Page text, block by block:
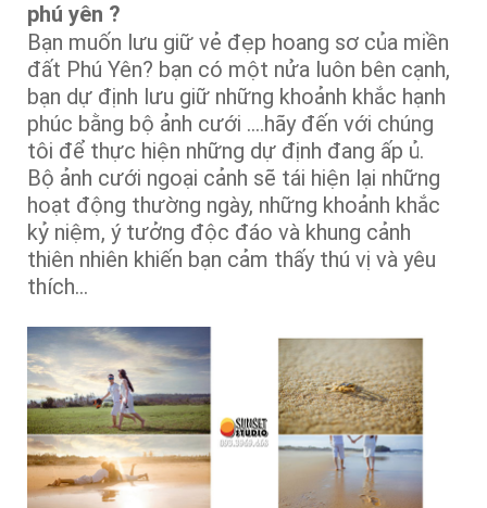
phú yên ?
Bạn muốn lưu giữ vẻ đẹp hoang sơ của miền
đất Phú Yên? bạn có một nửa luôn bên cạnh,
bạn dự định lưu giữ những khoảnh khắc hạnh
phúc bằng bộ ảnh cưới ….hãy đến với chúng
tôi để thực hiện những dự định đang ấp ủ.
Bộ ảnh cưới ngoại cảnh sẽ tái hiện lại những
hoạt động thường ngày, những khoảnh khắc
kỷ niệm, ý tưởng độc đáo và khung cảnh
thiên nhiên khiến bạn cảm thấy thú vị và yêu
thích…